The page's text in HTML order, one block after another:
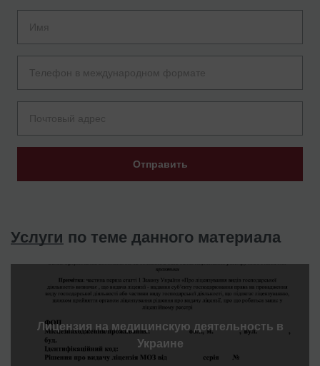
Отправить
Услуги по теме данного материала
Лицензия на медицинскую деятельность в
Украине